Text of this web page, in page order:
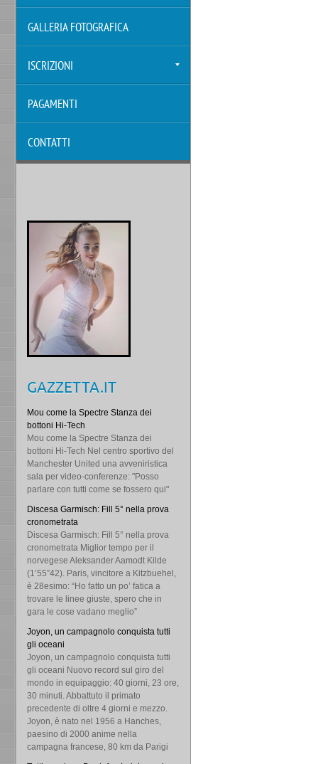
GALLERIA FOTOGRAFICA
ISCRIZIONI
PAGAMENTI
CONTATTI
GAZZETTA.IT
Mou come la Spectre Stanza dei
bottoni Hi-Tech
Mou come la Spectre Stanza dei
bottoni Hi-Tech Nel centro sportivo del
Manchester United una avveniristica
sala per video-conferenze: "Posso
parlare con tutti come se fossero qui"
Discesa Garmisch: Fill 5° nella prova
cronometrata
Discesa Garmisch: Fill 5° nella prova
cronometrata Miglior tempo per il
norvegese Aleksander Aamodt Kilde
(1’55”42). Paris, vincitore a Kitzbuehel,
è 28esimo: “Ho fatto un po’ fatica a
trovare le linee giuste, spero che in
gara le cose vadano meglio”
Joyon, un campagnolo conquista tutti
gli oceani
Joyon, un campagnolo conquista tutti
gli oceani Nuovo record sul giro del
mondo in equipaggio: 40 giorni, 23 ore,
30 minuti. Abbattuto il primato
precedente di oltre 4 giorni e mezzo.
Joyon, è nato nel 1956 a Hanches,
paesino di 2000 anime nella
campagna francese, 80 km da Parigi